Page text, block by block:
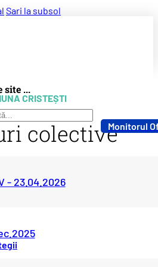
Sari la subsol
site ...
Monitorul
CRISTEȘTI
colective
- 23.04.2026